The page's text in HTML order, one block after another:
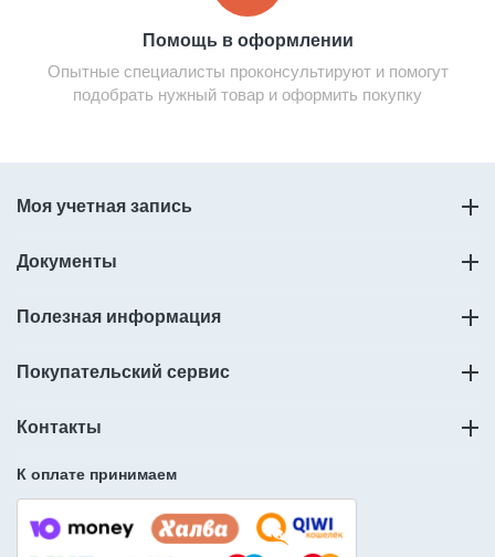
Помощь в оформлении
Опытные специалисты проконсультируют и помогут
подобрать нужный товар и оформить покупку
Моя учетная запись
Документы
Полезная информация
Покупательский сервис
Контакты
К оплате принимаем